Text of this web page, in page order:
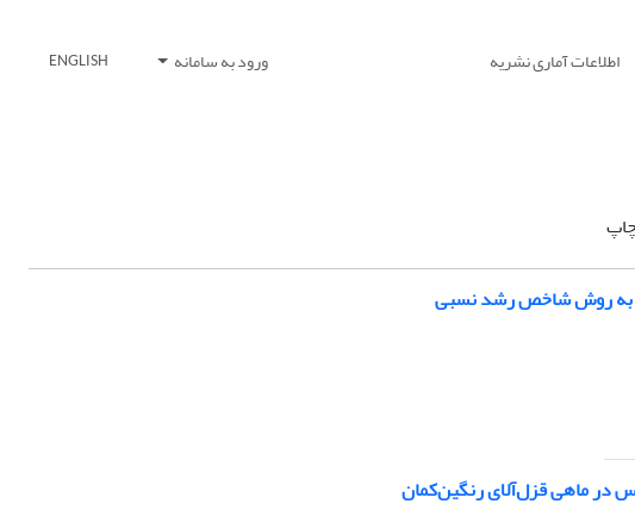
اطلاعات آماری نشریه ورود به سامانه ENGLISH
در ماهی قزل‌آلای رنگین‌کمان